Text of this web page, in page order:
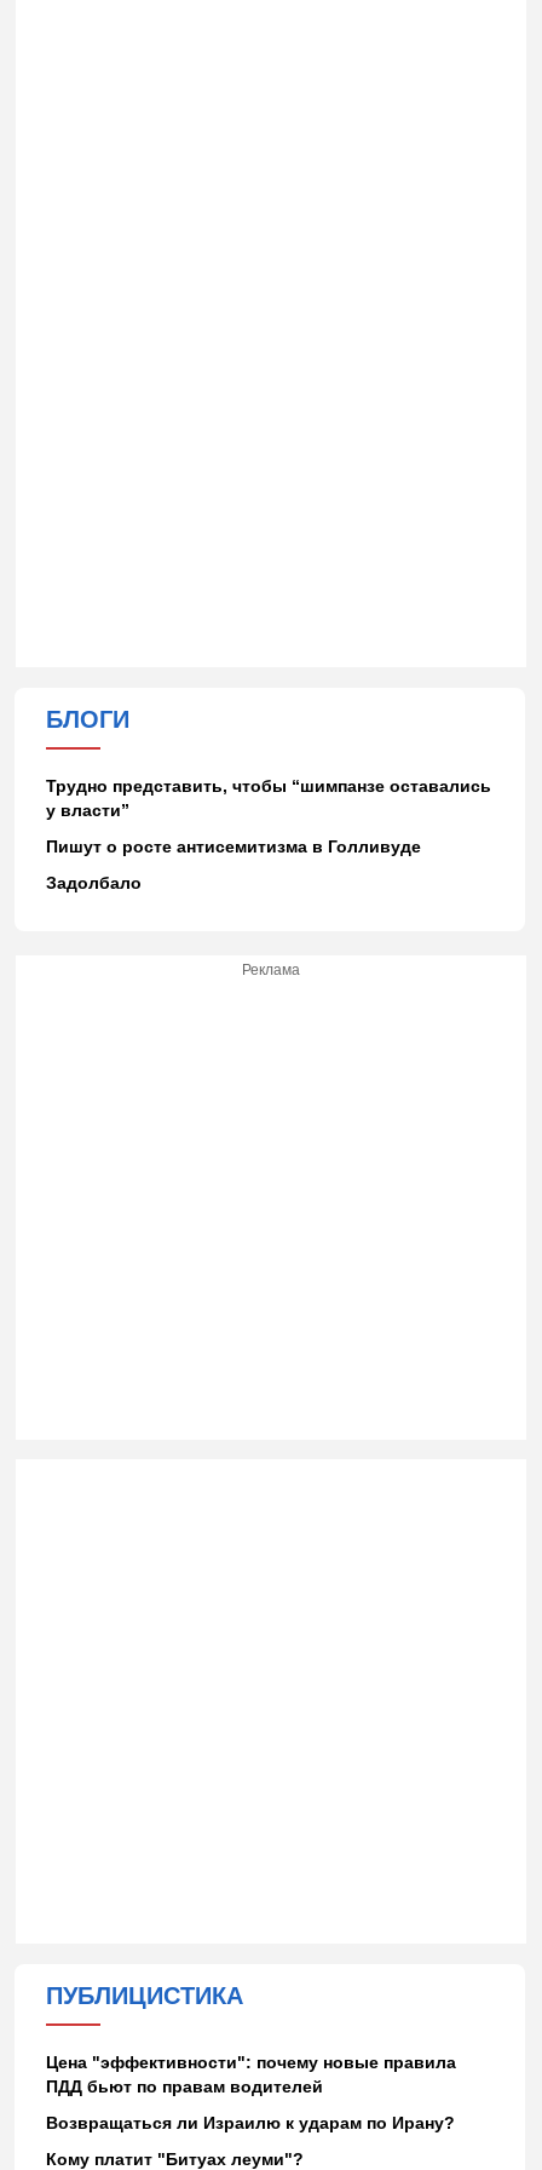
БЛОГИ
Трудно представить, чтобы “шимпанзе оставались
у власти”
Пишут о росте антисемитизма в Голливуде
Задолбало
Реклама
ПУБЛИЦИСТИКА
Цена "эффективности": почему новые правила
ПДД бьют по правам водителей
Возвращаться ли Израилю к ударам по Ирану?
Кому платит "Битуах леуми"?